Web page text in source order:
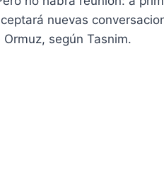
nuevas
según Tasnim.